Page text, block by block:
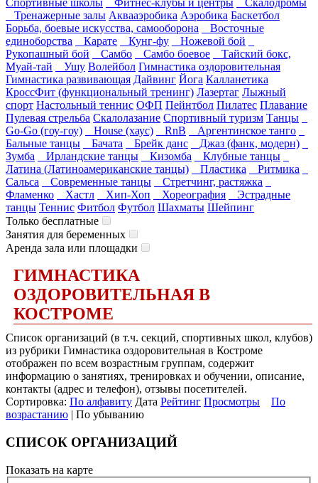
Спортивные школы
Фитнес-клубы и центры
Скалодромы
Тренажерные залы Аквааэробика Аэробика Баскетбол
Борьба, боевые искусства, самооборона
Восточные
единоборства
Карате Кунг-фу
Ножевой бой
Рукопашный бой
Самбо Самбо боевое
Тайский бокс,
Муай-тай
Ушу Волейбол Гимнастика оздоровительная
Гимнастика развивающая Дайвинг Йога Калланетика
КроссФит (функциональный тренинг) Лазертаг Лыжный
спорт Настольный теннис ОФП Пейнтбол Пилатес Плавание
Пулевая стрельба Скалолазание Спортивный туризм Танцы
Go-Go (гоу-гоу)
House (хаус) RnB
Аргентинское танго
Бальные танцы
Бачата Брейк данс
Джаз (фанк, модерн)
Зумба
Ирландские танцы Кизомба
Клубные танцы
Латина (Латиноамериканские танцы)
Пластика
Ритмика
Сальса
Современные танцы
Стретчинг, растяжка
Фламенко
Хастл Хип-Хоп Хореография
Эстрадные
танцы Теннис Фитбол Футбол Шахматы Шейпинг
Только бесплатные
Занятия для беременных
Аренда зала или площадки
ГИМНАСТИКА
ОЗДОРОВИТЕЛЬНАЯ В
КОСТРОМЕ
Список организаций (в т.ч. секций, спортивных школ, клубов)
из рубрики Гимнастика оздоровительная в Костроме
отображен по всем возрастным группам, содержит
информацию о занятиях, тренировках и обучении, описание,
контакты (адрес и телефон), отзывы посетителей.
Сортировка: По алфавиту Дата Рейтинг Просмотры
По
возрастанию | По убыванию
СПИСОК ОРГАНИЗАЦИЙ
Показать на карте